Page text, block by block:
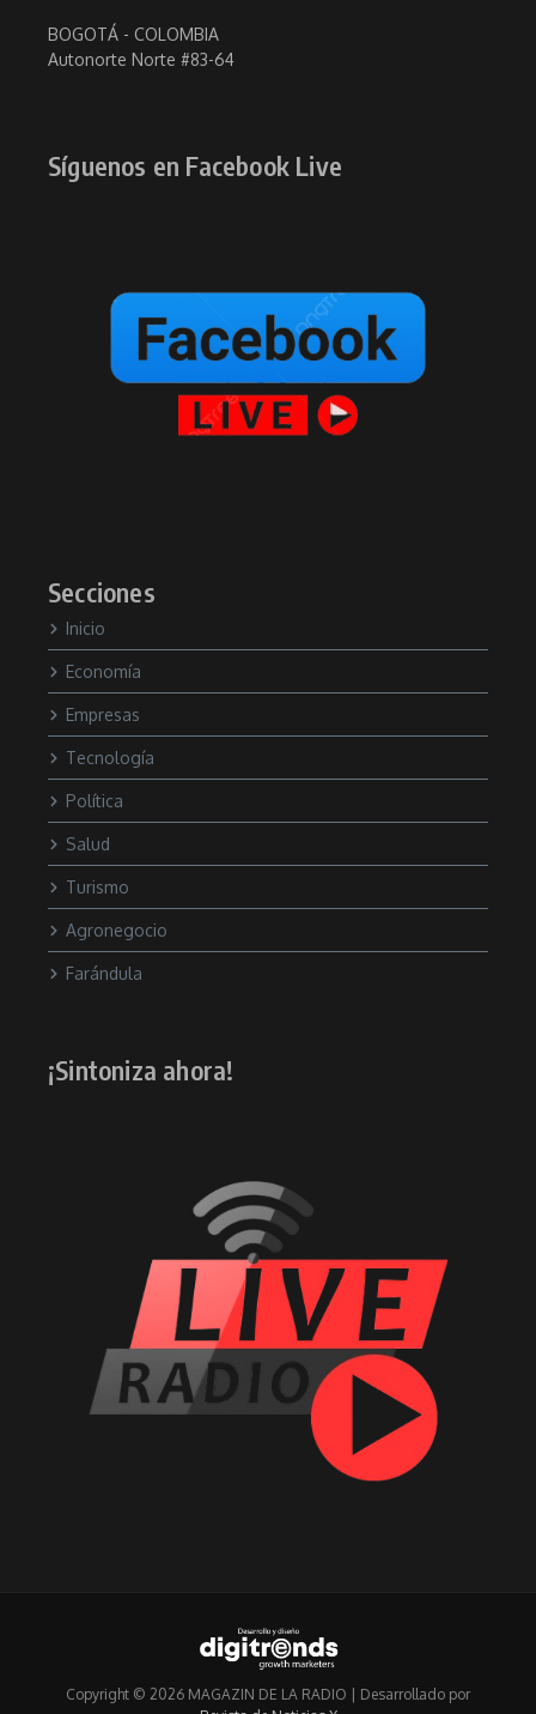
BOGOTÁ - COLOMBIA
Autonorte Norte #83-64
Síguenos en Facebook Live
Secciones
Inicio
Economía
Empresas
Tecnología
Política
Salud
Turismo
Agronegocio
Farándula
¡Sintoniza ahora!
Copyright © 2026 MAGAZIN DE LA RADIO | Desarrollado por